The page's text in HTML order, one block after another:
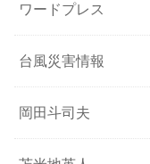
ワードプレス
台風災害情報
岡田斗司夫